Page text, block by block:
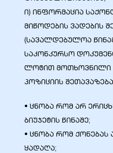
ი) ინფორმაცია
მიწოდების ვადების
(სავალდებულოა
საკონკურსო
ლოტით მოთხოვნილი
პოზიციის
• ცნობა რომ არ
ბიუჯეტის წინაშე;
• ცნობა რომ
ყადაღა;